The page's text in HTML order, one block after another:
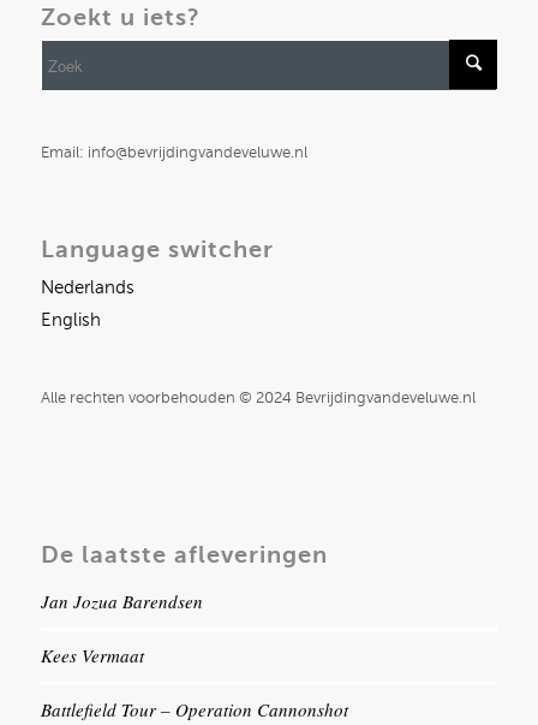
Zoekt u iets?
Email: info@bevrijdingvandeveluwe.nl
Language switcher
Nederlands
English
Alle rechten voorbehouden © 2024 Bevrijdingvandeveluwe.nl
De laatste afleveringen
Jan Jozua Barendsen
Kees Vermaat
Battlefield Tour – Operation Cannonshot